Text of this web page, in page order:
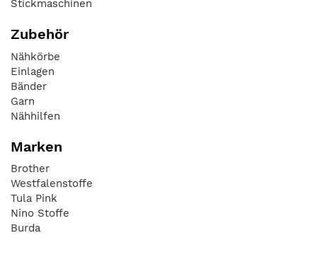
Stickmaschinen
Zubehör
Nähkörbe
Einlagen
Bänder
Garn
Nähhilfen
Marken
Brother
Westfalenstoffe
Tula Pink
Nino Stoffe
Burda